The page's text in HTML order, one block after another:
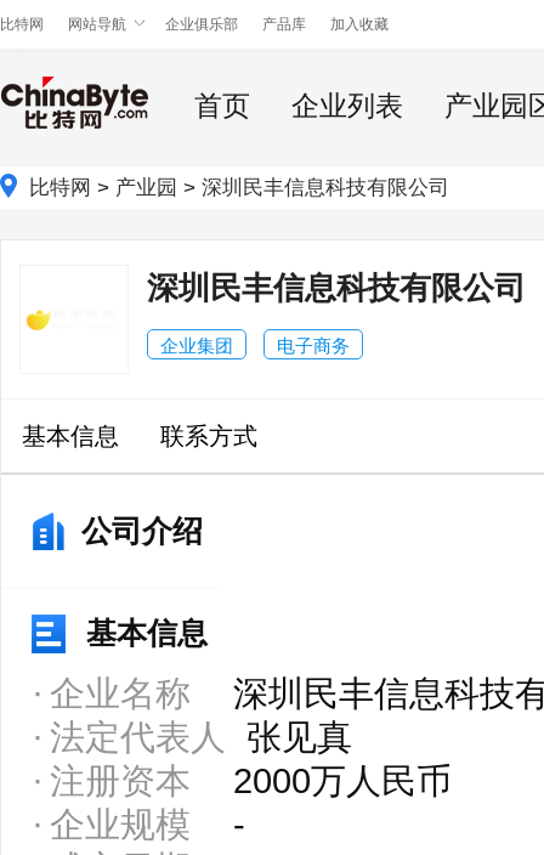
比特网 网站导航 企业俱乐部 产品库 加入收藏
首页 企业列表 产业园
比特网 > 产业园 > 深圳民丰信息科技有限公司
深圳民丰信息科技有限公司
企业集团 电子商务
基本信息 联系方式
公司介绍
基本信息
企业名称
深圳民丰信息科技
法定代表人
张见真
注册资本
2000万人民币
企业规模
-